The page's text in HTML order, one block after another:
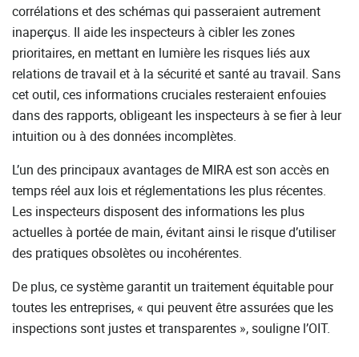
corrélations et des schémas qui passeraient autrement
inaperçus. Il aide les inspecteurs à cibler les zones
prioritaires, en mettant en lumière les risques liés aux
relations de travail et à la sécurité et santé au travail. Sans
cet outil, ces informations cruciales resteraient enfouies
dans des rapports, obligeant les inspecteurs à se fier à leur
intuition ou à des données incomplètes.
L’un des principaux avantages de MIRA est son accès en
temps réel aux lois et réglementations les plus récentes.
Les inspecteurs disposent des informations les plus
actuelles à portée de main, évitant ainsi le risque d’utiliser
des pratiques obsolètes ou incohérentes.
De plus, ce système garantit un traitement équitable pour
toutes les entreprises, « qui peuvent être assurées que les
inspections sont justes et transparentes », souligne l’OIT.